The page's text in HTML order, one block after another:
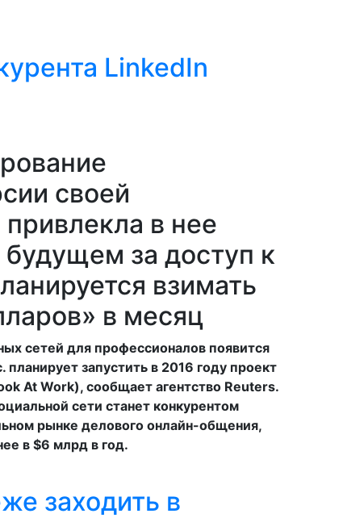
LinkedIn
своей
в нее
за доступ к
взимать
в месяц
сетей для профессионалов появится
запустить в 2016 году проект
At Work), сообщает агентство Reuters.
сети станет конкурентом
рынке делового онлайн-общения,
в $6 млрд в год.
заходить в